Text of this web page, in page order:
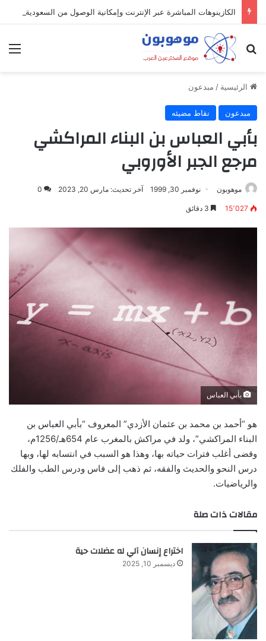
الكازينوهات المباشرة عبر الإنترنت وإمكانية الوصول من السعودية
بحث عن
الرئيسية / مبدعون
مبدعون نقاط مضيئه
بأبي العباس بن البناء المراكشي
مرجع الجبر الأوروبي
موهوبون نوفمبر 30, 1999 آخر تحديث: مارس 20, 2023 0
15٬027
بأبي العباس
هو “أحمد بن محمد بن عثمان الأزدي” المعروف “بأبي العباس بن
البناء المراكشي”، ولد في مراكش بالمغرب عام 654هـ/1256م،
وقضى أغلب فترات حياته بها، وهذا هو السبب في انتسابه لها، وبها
درس النحو والحديث والفقه، ثم ذهب إلى فاس ودرس الطب والفلك
والرياضيات.
مقالات ذات صلة
اختراع إنسان آلي له عضلات حية
ديسمبر 10, 2025